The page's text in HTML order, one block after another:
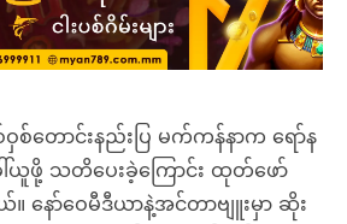
စ်တောင်းနည်းပြ မက်ကန်နာက ရော်န
ဖို့ သတိပေးခဲ့ကြောင်း ထုတ်ဖော်
။ နော်ဝေမီဒီယာနဲ့အင်တာဗျူးမှာ ဆိုး